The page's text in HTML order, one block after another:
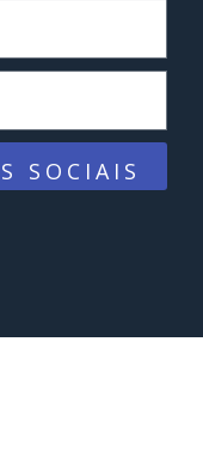
SOCIAIS